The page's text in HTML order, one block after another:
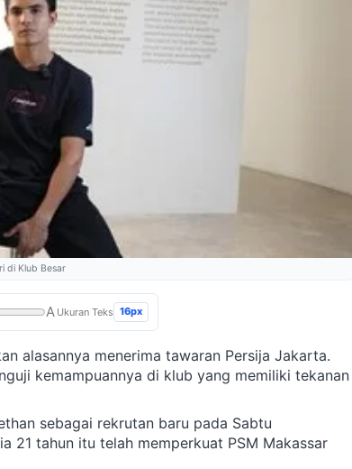
di Klub Besar
A Ukuran Teks 16px
alasannya menerima tawaran Persija Jakarta.
kemampuannya di klub yang memiliki tekanan
sebagai rekrutan baru pada Sabtu
21 tahun itu telah memperkuat PSM Makassar